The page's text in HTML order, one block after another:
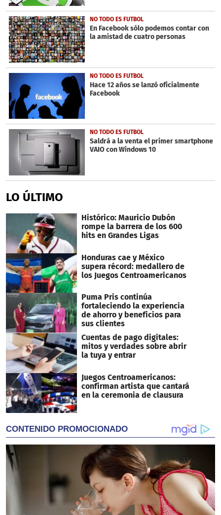
NO TODO ES FUTBOL
En Facebook sólo podemos contar con
la amistad de cuatro personas
NO TODO ES FUTBOL
Hace 12 años se lanzó oficialmente
Facebook
NO TODO ES FUTBOL
Saldrá a la venta el primer smartphone
VAIO con Windows 10
LO ÚLTIMO
Histórico: Mauricio Dubón
rompe la barrera de los 600
hits en Grandes Ligas
Honduras cae y México
supera récord: medallero de
los Juegos Centroamericanos
Puma Pris continúa
fortaleciendo la experiencia
de ahorro y beneficios para
sus clientes
Cuentas de pago digitales:
mitos y verdades sobre abrir
la tuya y entrar
Juegos Centroamericanos:
confirman artista que cantará
en la ceremonia de clausura